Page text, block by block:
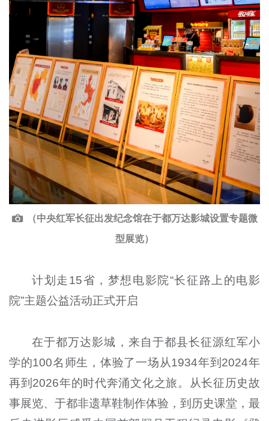
（中央红军长征出发纪念馆在于都万达影城设置专题微
型展览）
计划走15省，梦想电影院“长征路上的电影
院”主题公益活动正式开启
在于都万达影城，来自于都县长征源红军小
学的100名师生，体验了一场从1934年到2024年
再到2026年的时代奔涌文化之旅。从长征历史故
事展览、于都非遗草鞋制作体验，到历史课堂，最